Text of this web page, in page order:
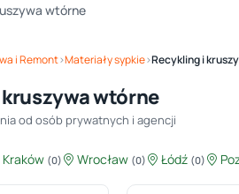
i Remont›Materiały sypkie›Recykling i
wtórne
od osób prywatnych i agencji
Kraków (0) Wrocław (0) Łódź (0)